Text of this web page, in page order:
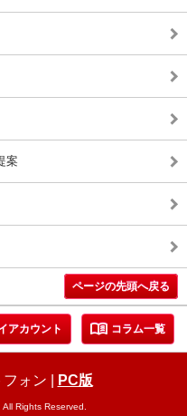
案
ページの先頭へ戻る
アカウント menu_book コラム一覧
フォン PC版
Rights Reserved.